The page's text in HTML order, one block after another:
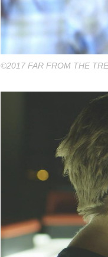
©︎2017 FAR FROM THE